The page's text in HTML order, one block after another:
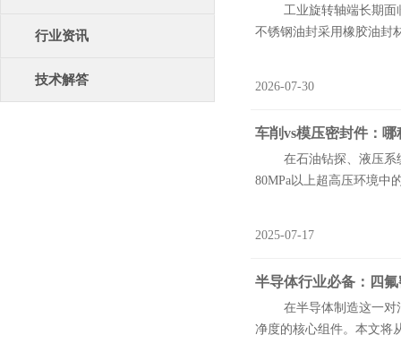
行业资讯
技术解答
工业旋转轴端长期面临
不锈钢油封采用橡胶油封
2026-07-30
车削vs模压密封件：
在石油钻探、液压系统
80MPa以上超高压环境中
2025-07-17
半导体行业必备：四
在半导体制造这一对污
净度的核心组件。本文将